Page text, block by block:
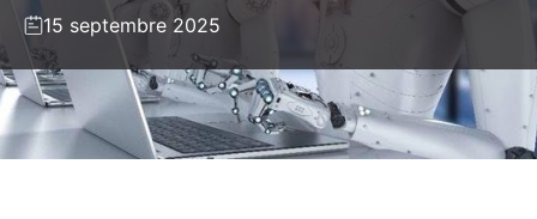
15 septembre 2025